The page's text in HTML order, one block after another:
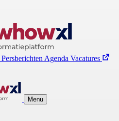
Persberichten Agenda Vacatures
Menu